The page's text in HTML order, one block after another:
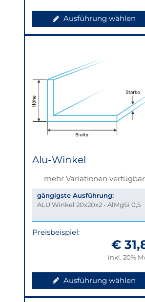
Ausführung wählen
Alu-Winkel
mehr Variationen
gängigste Ausführung:
ALU Winkel 20x20x2 - AlMgSi 0,5
Preisbeispiel:
€
inkl. 20%
Ausführung wählen